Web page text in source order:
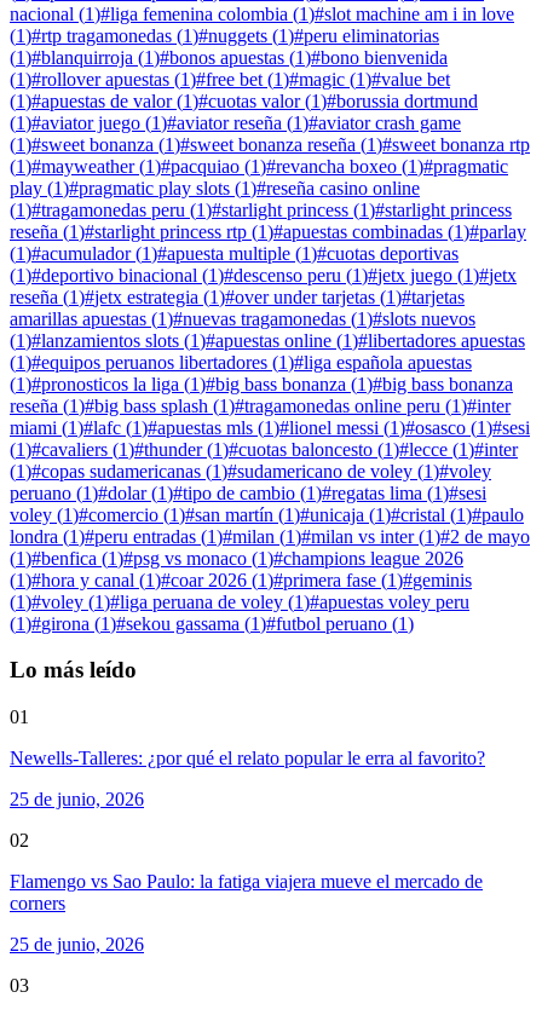
nacional (1)#liga femenina colombia (1)#slot machine am i in love
(1)#rtp tragamonedas (1)#nuggets (1)#peru eliminatorias
(1)#blanquirroja (1)#bonos apuestas (1)#bono bienvenida
(1)#rollover apuestas (1)#free bet (1)#magic (1)#value bet
(1)#apuestas de valor(1)#cuotas valor(1)#borussia dortmund
(1)#aviator juego (1)#aviator reseña (1)#aviator crash game
(1)#sweet bonanza (1)#sweet bonanza reseña (1)#sweet bonanza rtp
(1)#mayweather(1)#pacquiao (1)#revancha boxeo (1)#pragmatic
play (1)#pragmatic play slots (1)#reseña casino online
(1)#tragamonedas peru (1)#starlight princess (1)#starlight princess
reseña (1)#starlight princess rtp (1)#apuestas combinadas (1)#parlay
(1)#acumulador(1)#apuesta multiple (1)#cuotas deportivas
(1)#deportivo binacional (1)#descenso peru (1)#jetx juego (1)#jetx
reseña (1)#jetx estrategia (1)#over under tarjetas (1)#tarjetas
amarillas apuestas (1)#nuevas tragamonedas (1)#slots nuevos
(1)#lanzamientos slots (1)#apuestas online (1)#libertadores apuestas
(1)#equipos peruanos libertadores (1)#liga española apuestas
(1)#pronosticos la liga (1)#big bass bonanza (1)#big bass bonanza
reseña (1)#big bass splash (1)#tragamonedas online peru (1)#inter
miami (1)#lafc (1)#apuestas mls (1)#lionel messi (1)#osasco (1)#sesi
(1)#cavaliers (1)#thunder(1)#cuotas baloncesto (1)#lecce (1)#inter
(1)#copas sudamericanas (1)#sudamericano de voley (1)#voley
peruano (1)#dolar(1)#tipo de cambio (1)#regatas lima (1)#sesi
voley (1)#comercio (1)#san martín (1)#unicaja (1)#cristal (1)#paulo
londra (1)#peru entradas (1)#milan (1)#milan vs inter(1)#2 de mayo
(1)#benfica (1)#psg vs monaco (1)#champions league 2026
(1)#hora y canal (1)#coar 2026 (1)#primera fase (1)#geminis
(1)#voley (1)#liga peruana de voley (1)#apuestas voley peru
(1)#girona (1)#sekou gassama (1)#futbol peruano (1)
Lo más leído
01
Newells-Talleres: ¿por qué el relato popular le erra al favorito?
25 de junio, 2026
02
Flamengo vs Sao Paulo: la fatiga viajera mueve el mercado de
corners
25 de junio, 2026
03